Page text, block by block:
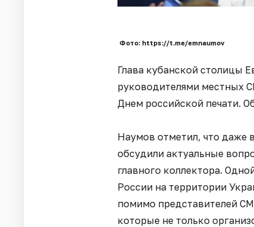
Фото: https://t.me/emnaumov
Глава кубанской столицы
руководителями местных
Днем российской печати.
Наумов отметил, что даже
обсудили актуальные
главного коллектора.
России на территории
помимо представителей
которые не только